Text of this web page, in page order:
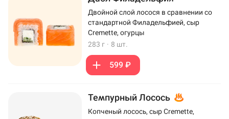
Двойной слой лосося в сравнении со
стандартной Филадельфией, сыр
Cremette, огурцы
283 г · 8 шт.
599 ₽
Темпурный Лосось
Копченый лосось, сыр Cremette,